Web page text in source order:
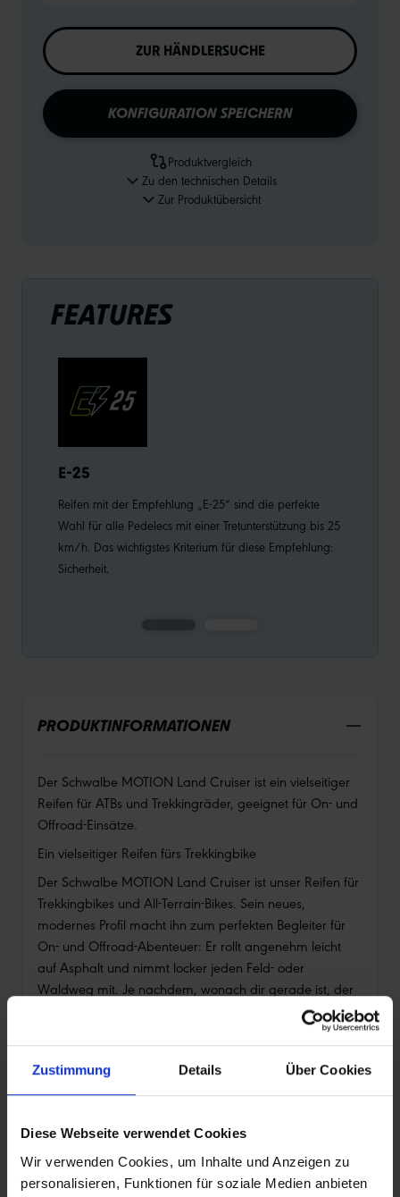
Zustimmung Details Über Cookies
Diese Webseite verwendet Cookies
Wir verwenden Cookies, um Inhalte und Anzeigen zu
personalisieren, Funktionen für soziale Medien anbieten
ZUR HÄNDLERSUCHE
KONFIGURATION SPEICHERN
Produktvergleich
Zu den technischen Details
Zur Produktübersicht
FEATURES
E-25
Reifen mit der Empfehlung „E-25“ sind die perfekte
Wahl für alle Pedelecs mit einer Tretunterstützung bis 25
km/h. Das wichtigstes Kriterium für diese Empfehlung:
Sicherheit.
PRODUKTINFORMATIONEN
Der Schwalbe MOTION Land Cruiser ist ein vielseitiger
Reifen für ATBs und Trekkingräder, geeignet für On- und
Offroad-Einsätze.
Ein vielseitiger Reifen fürs Trekkingbike
Der Schwalbe MOTION Land Cruiser ist unser Reifen für
Trekkingbikes und All-Terrain-Bikes. Sein neues,
modernes Profil macht ihn zum perfekten Begleiter für
On- und Offroad-Abenteuer: Er rollt angenehm leicht
auf Asphalt und nimmt locker jeden Feld- oder
Waldweg mit. Je nachdem, wonach dir gerade ist, der
besteht ausschließlich aus nachwachsenden und
recycelten Materialien und ist daher besonders
umweltfreundlich. Das Green Compound ist zudem